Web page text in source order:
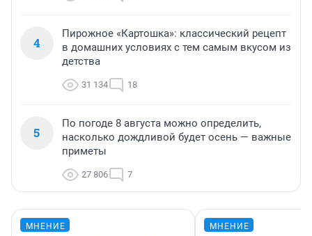
4
Пирожное «Картошка»: классический рецепт
в домашних условиях с тем самым вкусом из
детства
31 134 18
5
По погоде 8 августа можно определить,
насколько дождливой будет осень — важные
приметы
27 806 7
МНЕНИЕ МНЕНИЕ